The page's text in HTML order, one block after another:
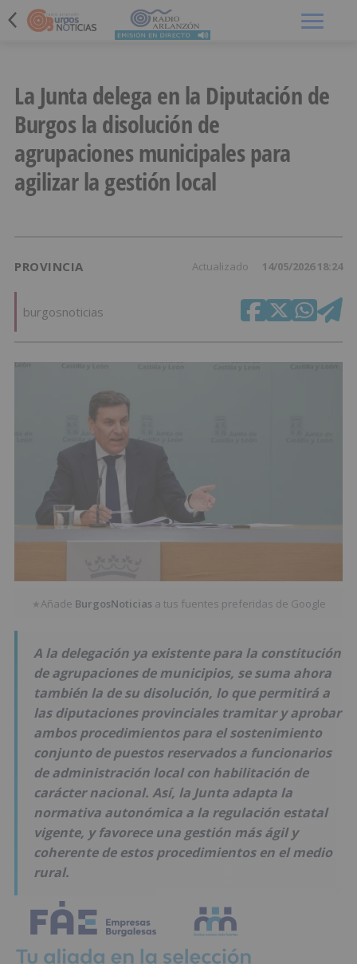
La Junta delega en la Diputación de
Burgos la disolución de
agrupaciones municipales para
agilizar la gestión local
PROVINCIA Actualizado 14/05/2026 18:24
burgosnoticias
★Añade BurgosNoticias a tus fuentes preferidas de Google
A la delegación ya existente para la constitución
de agrupaciones de municipios, se suma ahora
también la de su disolución, lo que permitirá a
las diputaciones provinciales tramitar y aprobar
ambos procedimientos para el sostenimiento
conjunto de puestos reservados a funcionarios
de administración local con habilitación de
carácter nacional. Así, la Junta adapta la
normativa autonómica a la regulación estatal
vigente, y favorece una gestión más ágil y
coherente de estos procedimientos en el medio
rural.